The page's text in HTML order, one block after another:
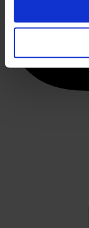
locatie, die
Uw
scannen op
Lees meer over
verwerkt en stel
We gebruiken
personaliseren,
en om ons
informatie over
partners voor
partners kunnen